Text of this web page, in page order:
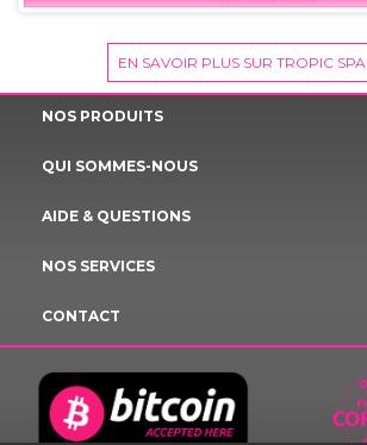
EN SAVOIR PLUS SUR TROPIC SPA
NOS PRODUITS
QUI SOMMES-NOUS
AIDE & QUESTIONS
NOS SERVICES
CONTACT